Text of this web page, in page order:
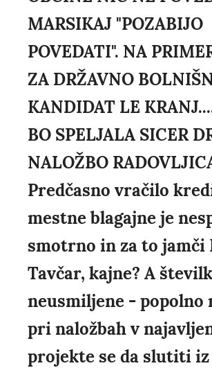
MARSIKAJ "POZABIJO
POVEDATI". NA
ZA DRŽAVNO
KANDIDAT LE
BO SPELJALA SICER
NALOŽBO
Predčasno vračilo
mestne blagajne je
smotrno in za to jamči
Tavčar, kajne? A
neusmiljene -
pri naložbah v
projekte se da slutiti